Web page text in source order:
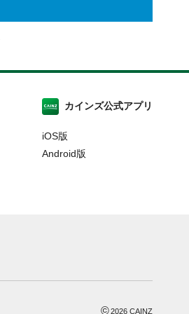
カインズ公式アプリ
iOS版
Android版
©2026 CAINZ